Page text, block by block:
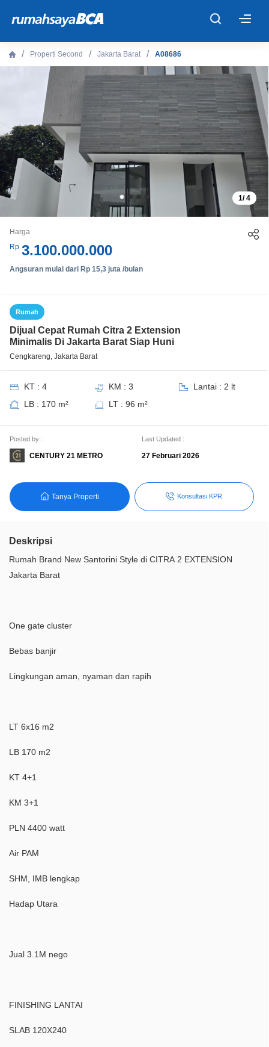
Beranda
Cari Tahu
Properti Dijual
Rekanan
Fitur Unggulan
© 2026 PT Bank Central Asia Tbk
Properti Second Jakarta Barat A08686
1/4
Harga
Rp 3.100.000.000
Angsuran mulai dari Rp 15,3 juta /bulan
Rumah
Dijual Cepat Rumah Citra 2 Extension
Minimalis Di Jakarta Barat Siap Huni
Cengkareng, Jakarta Barat
KT : 4 KM : 3
Lantai : 2 lt
LB : 170 m²
LT : 96 m²
Posted by :
CENTURY 21 METRO
Last Updated :
27 Februari 2026
Tanya Properti Konsultasi KPR
Deskripsi
Rumah Brand New Santorini Style di CITRA 2 EXTENSION
Jakarta Barat
One gate cluster
Bebas banjir
Lingkungan aman, nyaman dan rapih
LT 6x16 m2
LB 170 m2
KT 4+1
KM 3+1
PLN 4400 watt
Air PAM
SHM, IMB lengkap
Hadap Utara
Jual 3.1M nego
FINISHING LANTAI
SLAB 120X240